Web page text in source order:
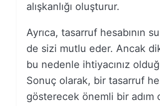
alışkanlığı oluşturur.
Ayrıca, tasarruf hesabının
de sizi mutlu eder. Ancak
bu nedenle ihtiyacınız
Sonuç olarak, bir tasarruf
gösterecek önemli bir adım